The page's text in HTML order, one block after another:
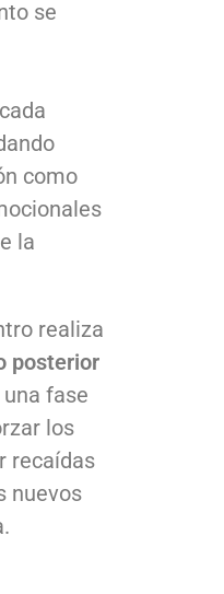
se
como
la
realiza
posterior
una fase
los
recaídas
nuevos